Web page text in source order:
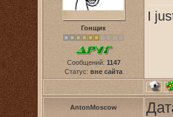
Гонщик
Сообщений: 1147
Статус: вне сайта
I
AntonMoscow